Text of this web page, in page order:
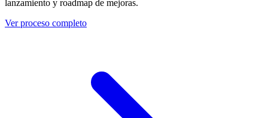
lanzamiento y roadmap de mejoras.
Ver proceso completo